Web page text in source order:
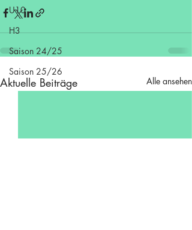
U10
H3
Saison 24/25
Saison 25/26
Aktuelle Beiträge Alle ansehen